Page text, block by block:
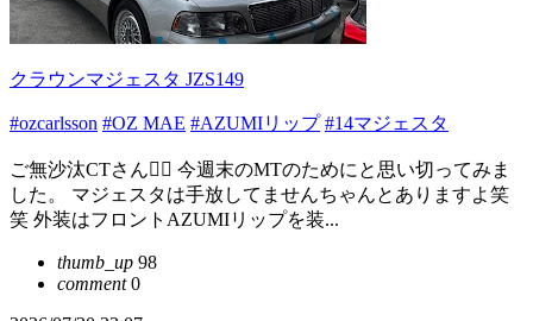
クラウンマジェスタ JZS149
#ozcarlsson #OZ MAE #AZUMIリップ #14マジェスタ
ご無沙汰CTさん🙂‍↕️ 今週末のMTのためにと思い切ってみま
した。 マジェスタは手放してませんちゃんとありますよ笑
笑 外装はフロントAZUMIリップを装...
thumb_up 98
comment0